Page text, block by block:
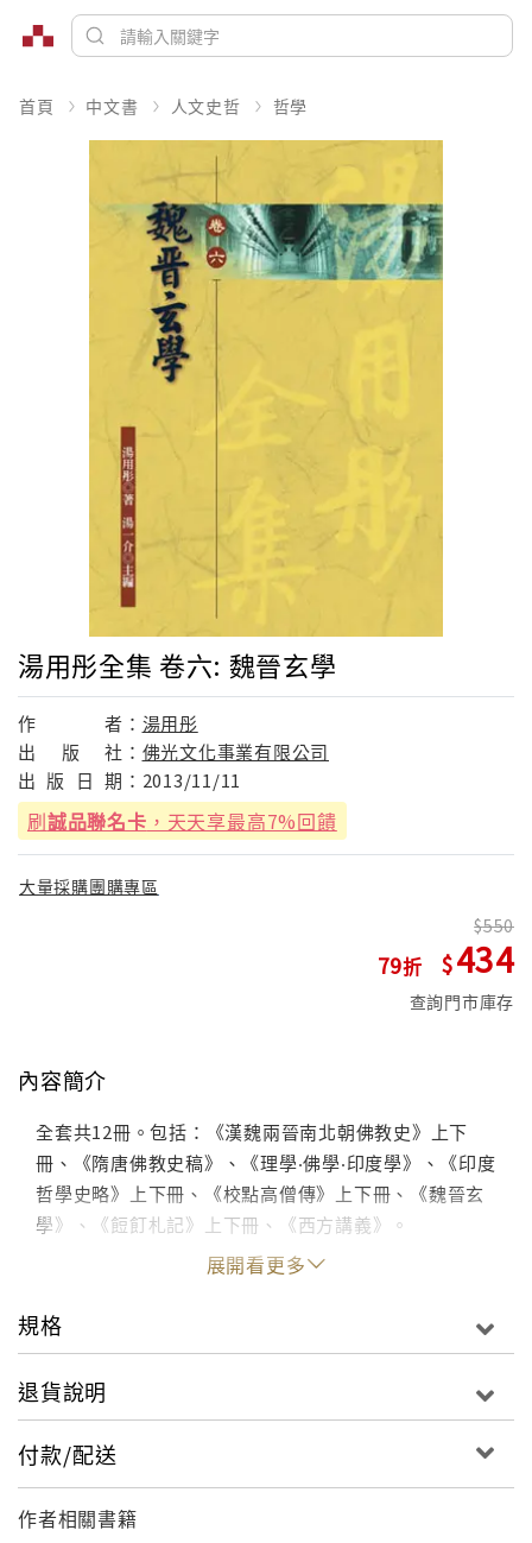
首頁 中文書 人文史哲 哲學
湯用彤全集 卷六: 魏晉玄學
作 者： 湯用彤
出
版 社： 佛光文化事業有限公司
出 版 日 期： 2013/11/11
刷誠品聯名卡 ，天天享最高7%回饋
大量採購團購專區
79
550
434
查詢門市庫存
內容簡介
全套共12冊。包括：《漢魏兩晉南北朝佛教史》上下
冊、《隋唐佛教史稿》、《理學‧佛學‧印度學》、《印度
哲學史略》上下冊、《校點高僧傳》上下冊、《魏晉玄
學》、《餖飣札記》上下冊、《西方講義》。
展開看更多
規格
退貨說明
付款/配送
作者相關書籍